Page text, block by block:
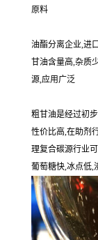
原料
油酯分离企业,进
甘油含量高,杂质
源,应用广泛
粗甘油是经过初
性价比高,在助剂
理复合碳源行业
葡萄糖快,冰点低,